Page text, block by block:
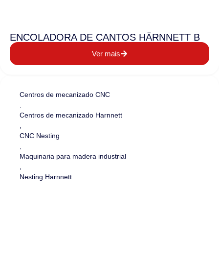
ENCOLADORA DE CANTOS HÄRNNETT B
Ver mais
Centros de mecanizado CNC
Centros de mecanizado Harnnett
CNC Nesting
Maquinaria para madera industrial
Nesting Harnnett